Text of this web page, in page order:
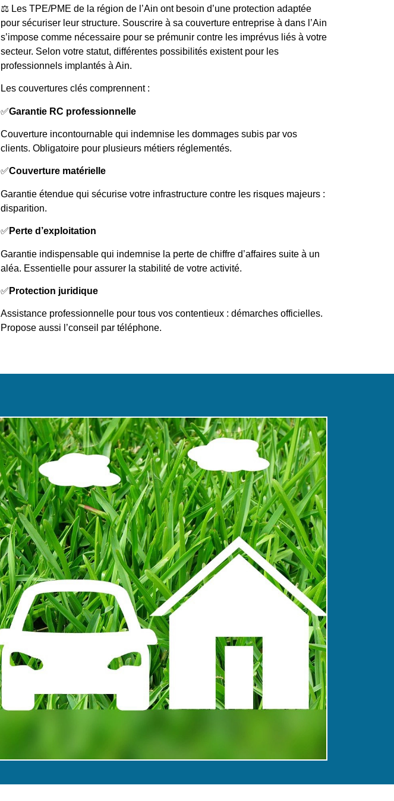
⚖️ Les TPE/PME de la région de l’Ain ont besoin d’une protection adaptée
pour sécuriser leur structure. Souscrire à sa couverture entreprise à dans l’Ain
s’impose comme nécessaire pour se prémunir contre les imprévus liés à votre
secteur. Selon votre statut, différentes possibilités existent pour les
professionnels implantés à Ain.
Les couvertures clés comprennent :
✅Garantie RC professionnelle
Couverture incontournable qui indemnise les dommages subis par vos
clients. Obligatoire pour plusieurs métiers réglementés.
✅Couverture matérielle
Garantie étendue qui sécurise votre infrastructure contre les risques majeurs :
disparition.
✅ Perte d’exploitation
Garantie indispensable qui indemnise la perte de chiffre d’affaires suite à un
aléa. Essentielle pour assurer la stabilité de votre activité.
✅ Protection juridique
Assistance professionnelle pour tous vos contentieux : démarches officielles.
Propose aussi l’conseil par téléphone.